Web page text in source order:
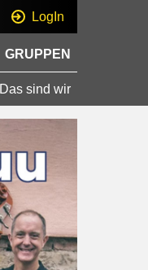
LogIn
GRUPPEN
Das sind wir